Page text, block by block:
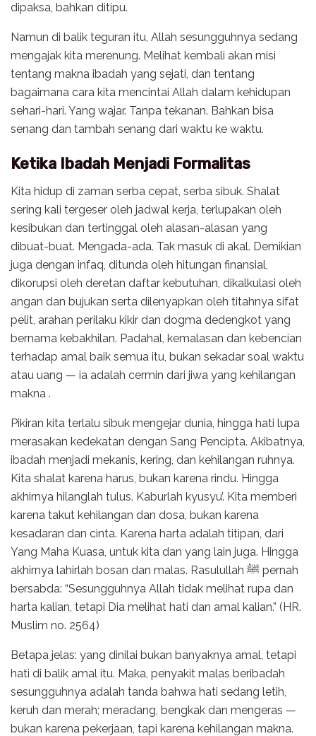
dipaksa, bahkan ditipu.
Namun di balik teguran itu, Allah sesungguhnya sedang
mengajak kita merenung. Melihat kembali akan misi
tentang makna ibadah yang sejati, dan tentang
bagaimana cara kita mencintai Allah dalam kehidupan
sehari-hari. Yang wajar. Tanpa tekanan. Bahkan bisa
senang dan tambah senang dari waktu ke waktu.
Ketika Ibadah Menjadi Formalitas
Kita hidup di zaman serba cepat, serba sibuk. Shalat
sering kali tergeser oleh jadwal kerja, terlupakan oleh
kesibukan dan tertinggal oleh alasan-alasan yang
dibuat-buat. Mengada-ada. Tak masuk di akal. Demikian
juga dengan infaq, ditunda oleh hitungan finansial,
dikorupsi oleh deretan daftar kebutuhan, dikalkulasi oleh
angan dan bujukan serta dilenyapkan oleh titahnya sifat
pelit, arahan perilaku kikir dan dogma dedengkot yang
bernama kebakhilan. Padahal, kemalasan dan kebencian
terhadap amal baik semua itu, bukan sekadar soal waktu
atau uang — ia adalah cermin dari jiwa yang kehilangan
makna .
Pikiran kita terlalu sibuk mengejar dunia, hingga hati lupa
merasakan kedekatan dengan Sang Pencipta. Akibatnya,
ibadah menjadi mekanis, kering, dan kehilangan ruhnya.
Kita shalat karena harus, bukan karena rindu. Hingga
akhirnya hilanglah tulus. Kaburlah kyusyu’. Kita memberi
karena takut kehilangan dan dosa, bukan karena
kesadaran dan cinta. Karena harta adalah titipan, dari
Yang Maha Kuasa, untuk kita dan yang lain juga. Hingga
akhirnya lahirlah bosan dan malas. Rasulullah ﷺ pernah
bersabda: “Sesungguhnya Allah tidak melihat rupa dan
harta kalian, tetapi Dia melihat hati dan amal kalian.” (HR.
Muslim no. 2564)
Betapa jelas: yang dinilai bukan banyaknya amal, tetapi
hati di balik amal itu. Maka, penyakit malas beribadah
sesungguhnya adalah tanda bahwa hati sedang letih,
keruh dan merah; meradang, bengkak dan mengeras —
bukan karena pekerjaan, tapi karena kehilangan makna.